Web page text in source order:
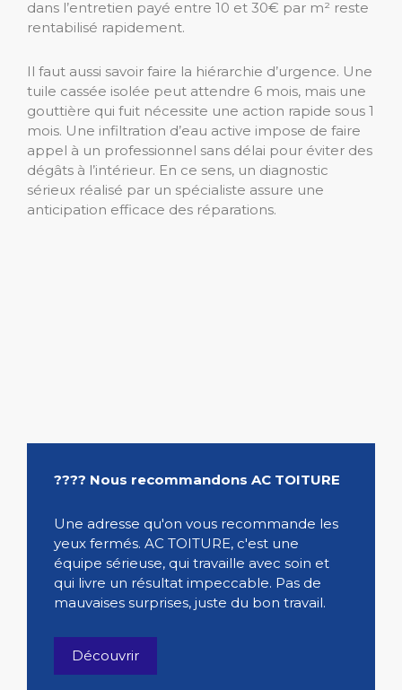
dans l’entretien payé entre 10 et 30€ par m² reste
rentabilisé rapidement.
Il faut aussi savoir faire la hiérarchie d’urgence. Une
tuile cassée isolée peut attendre 6 mois, mais une
gouttière qui fuit nécessite une action rapide sous 1
mois. Une infiltration d’eau active impose de faire
appel à un professionnel sans délai pour éviter des
dégâts à l’intérieur. En ce sens, un diagnostic
sérieux réalisé par un spécialiste assure une
anticipation efficace des réparations.
???? Nous recommandons AC TOITURE
Une adresse qu'on vous recommande les
yeux fermés. AC TOITURE, c'est une
équipe sérieuse, qui travaille avec soin et
qui livre un résultat impeccable. Pas de
mauvaises surprises, juste du bon travail.
Découvrir